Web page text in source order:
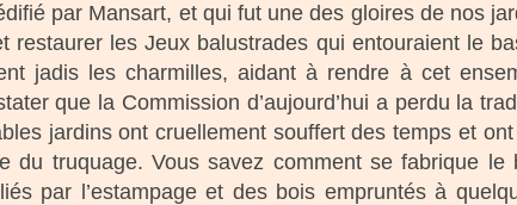
par Mansart, et qui fut une des gloires de nos
restaurer les Jeux balustrades qui entouraient le
jadis les charmilles, aidant à rendre à cet
que la Commission d’aujourd’hui a perdu la
jardins ont cruellement souffert des temps et
du truquage. Vous savez comment se fabrique
par l’estampage et des bois empruntés à